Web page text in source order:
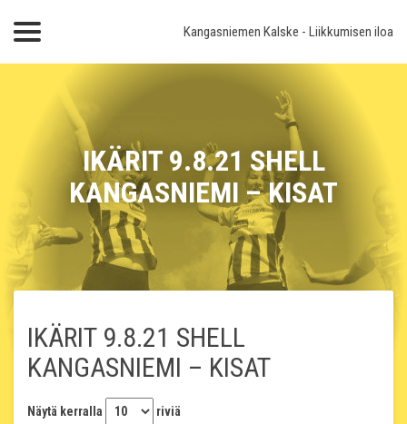
Kangasniemen Kalske - Liikkumisen iloa
IKÄRIT 9.8.21 SHELL
KANGASNIEMI – KISAT
IKÄRIT 9.8.21 SHELL
KANGASNIEMI – KISAT
Näytä kerralla riviä